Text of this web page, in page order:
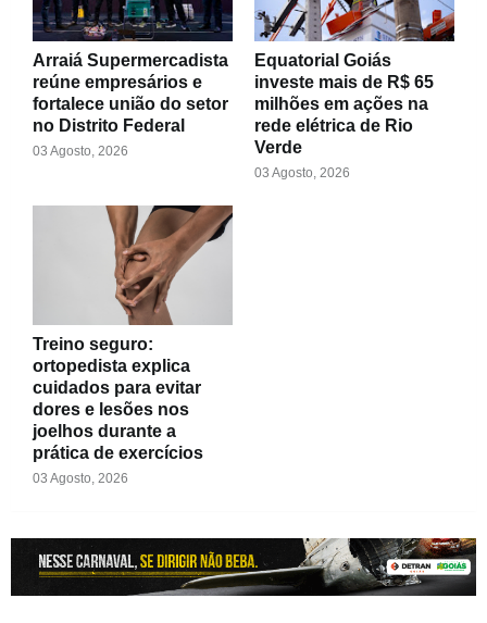
Arraiá Supermercadista
reúne empresários e
fortalece união do setor
no Distrito Federal
03 Agosto, 2026
Equatorial Goiás
investe mais de R$ 65
milhões em ações na
rede elétrica de Rio
Verde
03 Agosto, 2026
Treino seguro:
ortopedista explica
cuidados para evitar
dores e lesões nos
joelhos durante a
prática de exercícios
03 Agosto, 2026